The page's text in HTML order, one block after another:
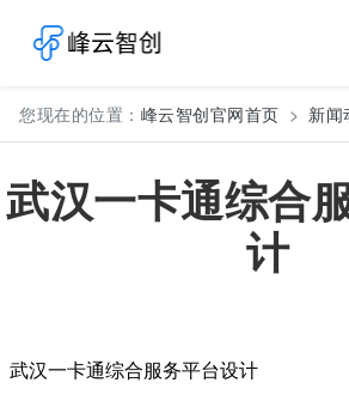
您现在的位置： 峰云智创官网首页 新闻
武汉一卡通综合
计
武汉一卡通综合服务平台设计